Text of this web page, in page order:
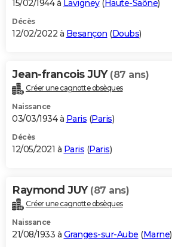
15/02/1944 à Lavigney( Haute-Saône)
Décès
12/02/2022 à Besançon (Doubs)
Jean-francois JUY (87 ans)
Créer une cagnotte obsèques
Naissance
03/03/1934 à Paris (Paris)
Décès
12/05/2021 à Paris (Paris)
Raymond JUY (87 ans)
Créer une cagnotte obsèques
Naissance
21/08/1933 à Granges-sur-Aube (Marne)